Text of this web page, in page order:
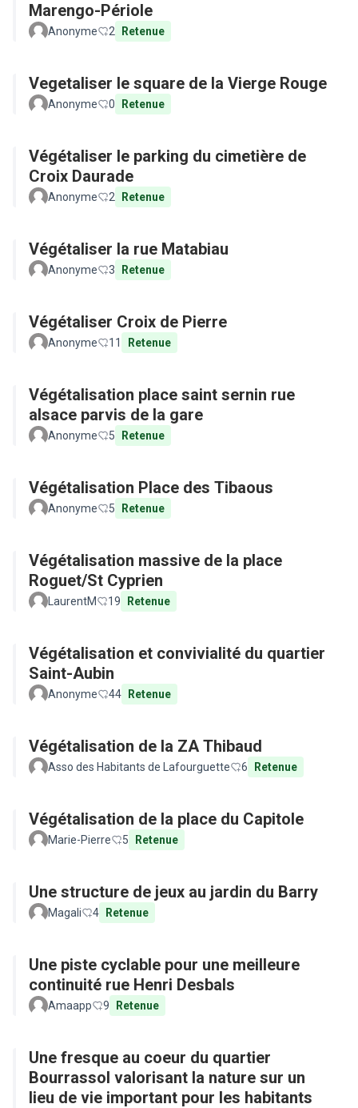
Marengo-Périole
Anonyme 2 Retenue
Vegetaliser le square de la Vierge Rouge
Anonyme 0 Retenue
Végétaliser le parking du cimetière de
Croix Daurade
Anonyme 2 Retenue
Végétaliser la rue Matabiau
Anonyme 3 Retenue
Végétaliser Croix de Pierre
Anonyme 11 Retenue
Végétalisation place saint sernin rue
alsace parvis de la gare
Anonyme 5 Retenue
Végétalisation Place des Tibaous
Anonyme 5 Retenue
Végétalisation massive de la place
Roguet/St Cyprien
LaurentM 19 Retenue
Végétalisation et convivialité du quartier
Saint-Aubin
Anonyme 44 Retenue
Végétalisation de la ZA Thibaud
Asso des Habitants de Lafourguette 6 Retenue
Végétalisation de la place du Capitole
Marie-Pierre 5 Retenue
Une structure de jeux au jardin du Barry
Magali 4 Retenue
Une piste cyclable pour une meilleure
continuité rue Henri Desbals
Amaapp 9 Retenue
Une fresque au coeur du quartier
Bourrassol valorisant la nature sur un
lieu de vie important pour les habitants